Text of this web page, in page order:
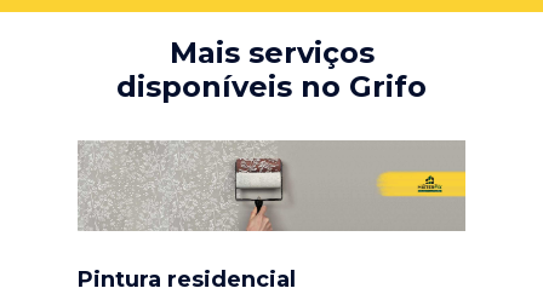
Mais serviços
disponíveis no Grifo
Pintura residencial